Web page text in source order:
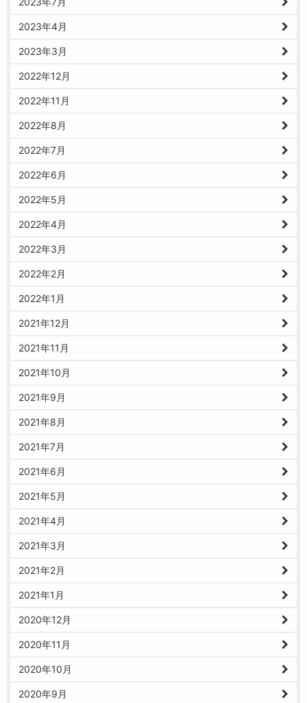
2023年4月
2023年3月
2022年12月
2022年11月
2022年8月
2022年7月
2022年6月
2022年5月
2022年4月
2022年3月
2022年2月
2022年1月
2021年12月
2021年11月
2021年10月
2021年9月
2021年8月
2021年7月
2021年6月
2021年5月
2021年4月
2021年3月
2021年2月
2021年1月
2020年12月
2020年11月
2020年10月
2020年9月